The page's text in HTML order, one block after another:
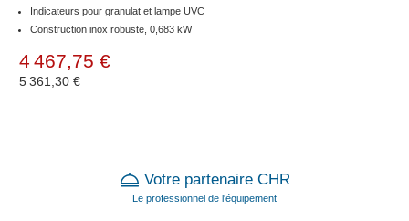
Indicateurs pour granulat et lampe UVC
Construction inox robuste, 0,683 kW
4 467,75 €
5 361,30 €
Votre partenaire CHR
Le professionnel de l'équipement